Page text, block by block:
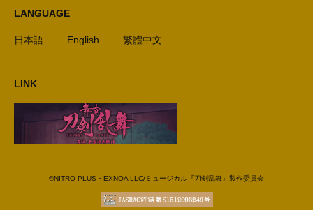
LANGUAGE
日本語 English 繁體中文
LINK
©NITRO PLUS・EXNOA LLC/ミュージカル『刀剣乱舞』製作委員会